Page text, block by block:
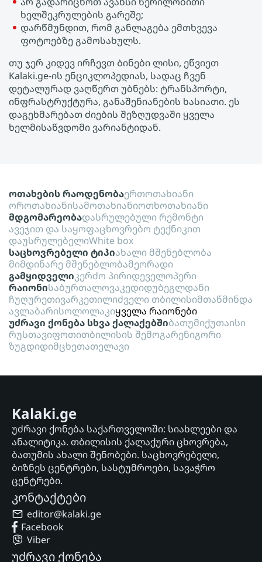
ხელშეკრულების გარეშე;
დარწმუნდით, რომ განლაგება ემთხვევა
ფოტოებზე გამოსახულს.
თუ ჯერ კიდევ ირჩევთ Ბინები ლისი, ეწვიეთ
Kalaki.ge-ის ენციკლოპედიას, სადაც ჩვენ
დეტალურად ვაღწერთ უბნებს: ტრანსპორტი,
ინფრასტრუქტურა, განაშენიანების ხასიათი. ეს
დაგეხმარებათ ძიების შეზღუდვაში ყველა
ხელმისაწვდომი ვარიანტიდან.
ოთახების რაოდენობაერთოთახიანი
ოროთახიანისამოთახიანიოთხოთახიანი
მდგომარეობადასრულებული რემონტი
ავეჯით და საყოფაცხოვრებო ტექნიკით
დაუსრულებელიWhite box
საცხოვრებელი ტიპიახალი მშენებლობა
მიმდინარე მშენებლობამეორადი
გამყიდველიკერძო პირიდეველოპერი
რაიონისაბურთალოვაკედიდუბეგლდანი
ჩუღურეთივარკეთილიძველი თბილისიმთაწმინდა
ავლაბარისოლოლაკიყველა რაიონები
უძრავი ქონება სხვა ქალაქებშიბათუმიქუთაისი
რუსთავიფოთითბილისის შემოგარენიგორი
ზუგდიდიმცხეთათელავი
Kalaki.ge
უძრავი ქონება საქართველოში: სიახლეები და
ანალიტიკა. თბილისის ქალაქური ცხოვრება,
ბათუმის ახალი შენობები. საცხოვრებელი,
ბიზნეს ცენტრები, სასტუმროები, სავაჭრო
ცენტრები.
კონტაქტები
editor@kalaki.ge
Facebook
Viber
უძრავი ქონება